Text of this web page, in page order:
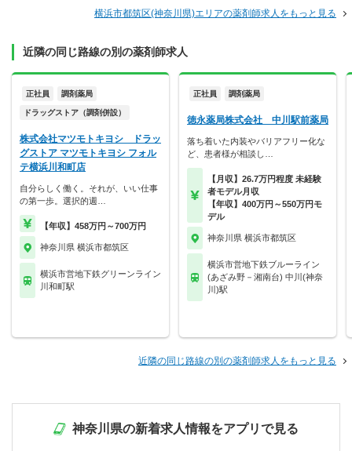
横浜市都筑区(神奈川県)エリアの薬剤師求人をもっと見る
近隣の同じ路線の別の薬剤師求人
正社員 調剤薬局
ドラッグストア（調剤併設）
株式会社マツモトキヨシ ドラッ
グストア マツモトキヨシ フォル
テ横浜川和町店
自分らしく働く。それが、いい仕事
の第一歩。選択的週…
【年収】458万円～700万円
神奈川県 横浜市都筑区
横浜市営地下鉄グリーンライン
川和町駅
正社員 調剤薬局
徳永薬局株式会社 中川駅前薬局
落ち着いた内装やバリアフリー化な
ど、患者様が相談し…
【月収】26.7万円程度 未経験
者モデル月収
【年収】400万円～550万円モ
デル
神奈川県 横浜市都筑区
横浜市営地下鉄ブルーライン
(あざみ野－湘南台) 中川(神奈
川)駅
近隣の同じ路線の別の薬剤師求人をもっと見る
神奈川県の新着求人情報をアプリで見る